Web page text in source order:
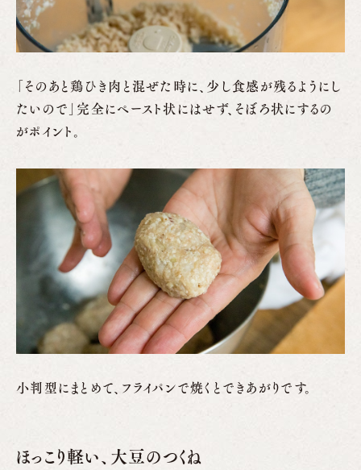
「そのあと鶏ひき肉と混ぜた時に、少し食感が残るようにし
たいので」完全にペースト状にはせず、そぼろ状にするの
がポイント。
小判型にまとめて、フライパンで焼くとできあがりです。
ほっこり軽い、大豆のつくね